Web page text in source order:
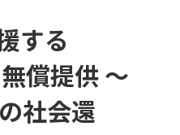
する
償提供 〜
社会還